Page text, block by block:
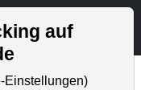
und Artikelsuche
auf
Einstellungen)